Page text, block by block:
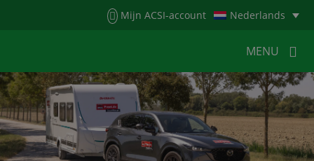
Mijn ACSI-account Nederlands
MENU
MENUMENU
HOME VOOR KAMPEERDERS